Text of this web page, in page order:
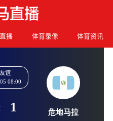
播 体育录像 体育资讯
国际友谊